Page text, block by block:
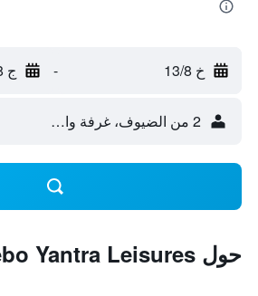
خ 13/8 - ج 14/8
2 من الضيوف، غرفة واحدة
حول Treebo Yantra Leisures